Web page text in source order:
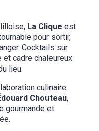
La Clique est
pour sortir,
Cocktails sur
et cadre chaleureux
lieu.
culinaire
Chouteau,
gourmande et